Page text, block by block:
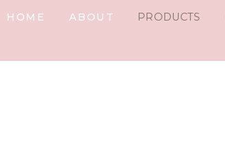
HOME ABOUT PRODUCTS